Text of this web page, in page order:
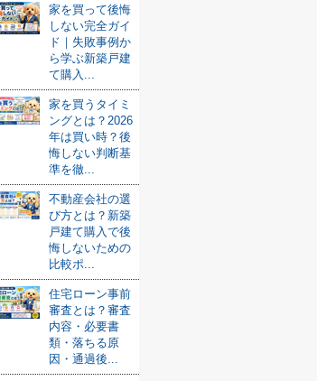
家を買って後悔
しない完全ガイ
ド｜失敗事例か
ら学ぶ新築戸建
て購入...
家を買うタイミ
ングとは？2026
年は買い時？後
悔しない判断基
準を徹...
不動産会社の選
び方とは？新築
戸建て購入で後
悔しないための
比較ポ...
住宅ローン事前
審査とは？審査
内容・必要書
類・落ちる原
因・通過後...